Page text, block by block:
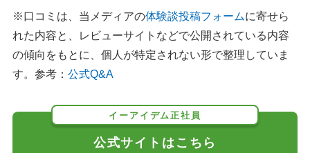
※口コミは、当メディアの体験談投稿フォームに寄せら
れた内容と、レビューサイトなどで公開されている内容
の傾向をもとに、個人が特定されない形で整理していま
す。参考： 公式Q&A
イーアイデム正社員
公式サイトはこちら